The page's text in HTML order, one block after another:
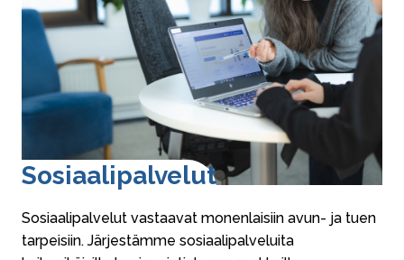
So­si­aa­li­pal­ve­lut
Sosiaalipalvelut vastaavat monenlaisiin avun- ja tuen
tarpeisiin. Järjestämme sosiaalipalveluita